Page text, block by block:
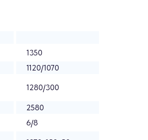
1350
1120/1070
1280/300
2580
6/8